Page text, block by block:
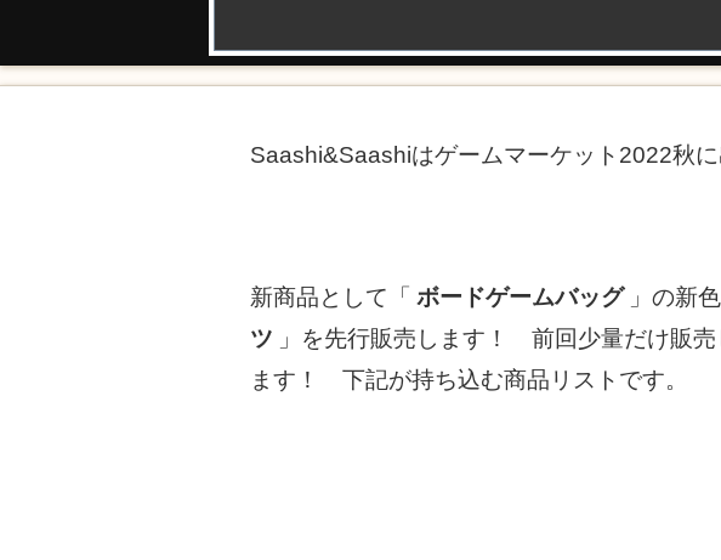
Saashi&Saashiはゲームマーケット2022秋に
新商品として「 ボードゲームバッグ 」の新
ツ 」を先行販売します！ 前回少量だけ販売
ます！ 下記が持ち込む商品リストです。